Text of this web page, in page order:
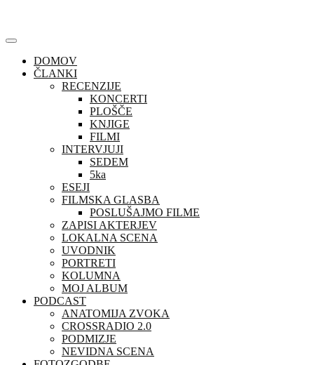
content
DOMOV
ČLANKI
RECENZIJE
KONCERTI
PLOŠČE
KNJIGE
FILMI
INTERVJUJI
SEDEM
5ka
ESEJI
FILMSKA GLASBA
POSLUŠAJMO FILME
ZAPISI AKTERJEV
LOKALNA SCENA
UVODNIK
PORTRETI
KOLUMNA
MOJ ALBUM
PODCAST
ANATOMIJA ZVOKA
CROSSRADIO 2.0
PODMIZJE
NEVIDNA SCENA